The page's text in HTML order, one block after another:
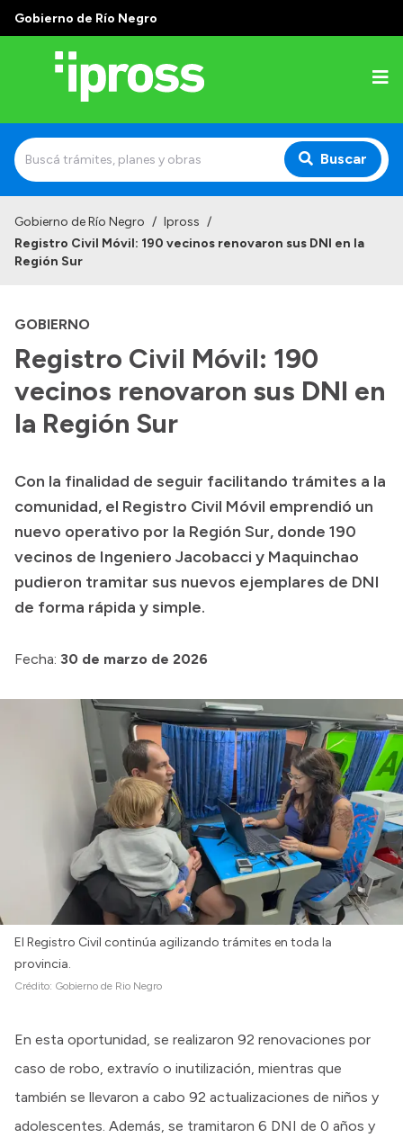
Gobierno de Río Negro
Buscar
Institucional
Autoridades
Delegaciones
Consultorios Propios
Presentación CV
Transparencia
Inversión en Salud
Licitaciones
Consulta de expedientes
Gobierno de Río Negro / Ipross /
Registro Civil Móvil: 190 vecinos renovaron sus DNI en la
Región Sur
GOBIERNO
Registro Civil Móvil: 190
vecinos renovaron sus DNI en
la Región Sur
Con la finalidad de seguir facilitando trámites a la
comunidad, el Registro Civil Móvil emprendió un
nuevo operativo por la Región Sur, donde 190
vecinos de Ingeniero Jacobacci y Maquinchao
pudieron tramitar sus nuevos ejemplares de DNI
de forma rápida y simple.
Fecha: 30 de marzo de 2026
El Registro Civil continúa agilizando trámites en toda la
provincia.
Crédito: Gobierno de Rio Negro
En esta oportunidad, se realizaron 92 renovaciones por
caso de robo, extravío o inutilización, mientras que
también se llevaron a cabo 92 actualizaciones de niños y
adolescentes. Además, se tramitaron 6 DNI de 0 años y